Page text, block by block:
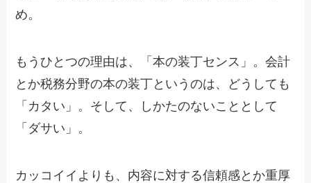
め。
もうひとつの理由は、「本の装丁センス」。会計
とか税務分野の本の装丁というのは、どうしても
「カタい」。そして、しかたのないこととして
「ダサい」。
カッコイイよりも、内容に対する信頼感とか重厚